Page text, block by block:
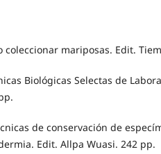
coleccionar mariposas. Edit.
Biológicas Selectas de
de conservación de
Edit. Allpa Wuasi. 242 pp.